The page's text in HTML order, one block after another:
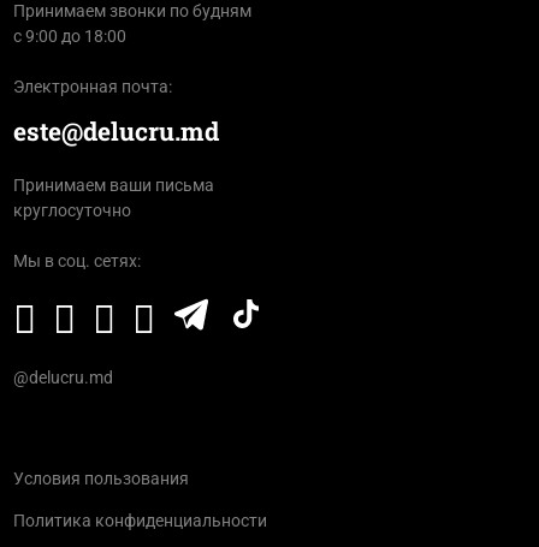
Принимаем звонки по будням
с 9:00 до 18:00
Электронная почта:
este@delucru.md
Принимаем ваши письма
круглосуточно
Мы в соц. сетях:
@delucru.md
Условия пользования
Политика конфиденциальности